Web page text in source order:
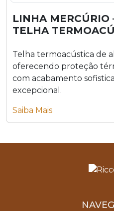
LINHA MERCÚRIO
TELHA
Telha termoacústica de
oferecendo proteção
com acabamento
excepcional.
Saiba Mais